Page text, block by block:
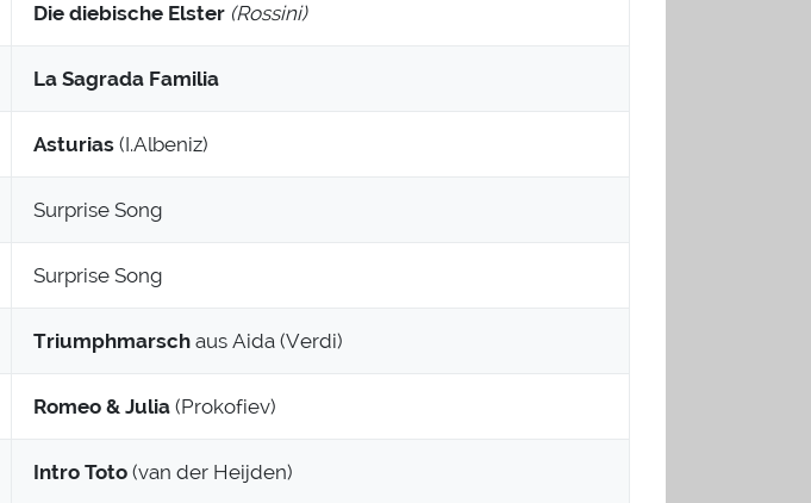
Die diebische Elster (Rossini)
La Sagrada Familia
Asturias (I.Albeniz)
Surprise Song
Surprise Song
Triumphmarsch aus Aida (Verdi)
Romeo & Julia (Prokofiev)
Intro Toto (van der Heijden)